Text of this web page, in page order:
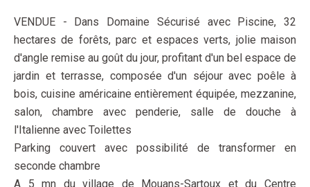
VENDUE - Dans Domaine Sécurisé avec Piscine, 32
hectares de forêts, parc et espaces verts, jolie maison
d'angle remise au goût du jour, profitant d'un bel espace de
jardin et terrasse, composée d'un séjour avec poêle à
bois, cuisine américaine entièrement équipée, mezzanine,
salon, chambre avec penderie, salle de douche à
l'Italienne avec Toilettes
Parking couvert avec possibilité de transformer en
seconde chambre
A 5 mn du village de Mouans-Sartoux et du Centre